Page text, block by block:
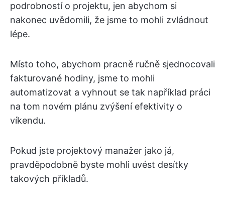
podrobností o projektu, jen abychom si
nakonec uvědomili, že jsme to mohli zvládnout
lépe.
Místo toho, abychom pracně ručně sjednocovali
fakturované hodiny, jsme to mohli
automatizovat a vyhnout se tak například práci
na tom novém plánu zvýšení efektivity o
víkendu.
Pokud jste projektový manažer jako já,
pravděpodobně byste mohli uvést desítky
takových příkladů.